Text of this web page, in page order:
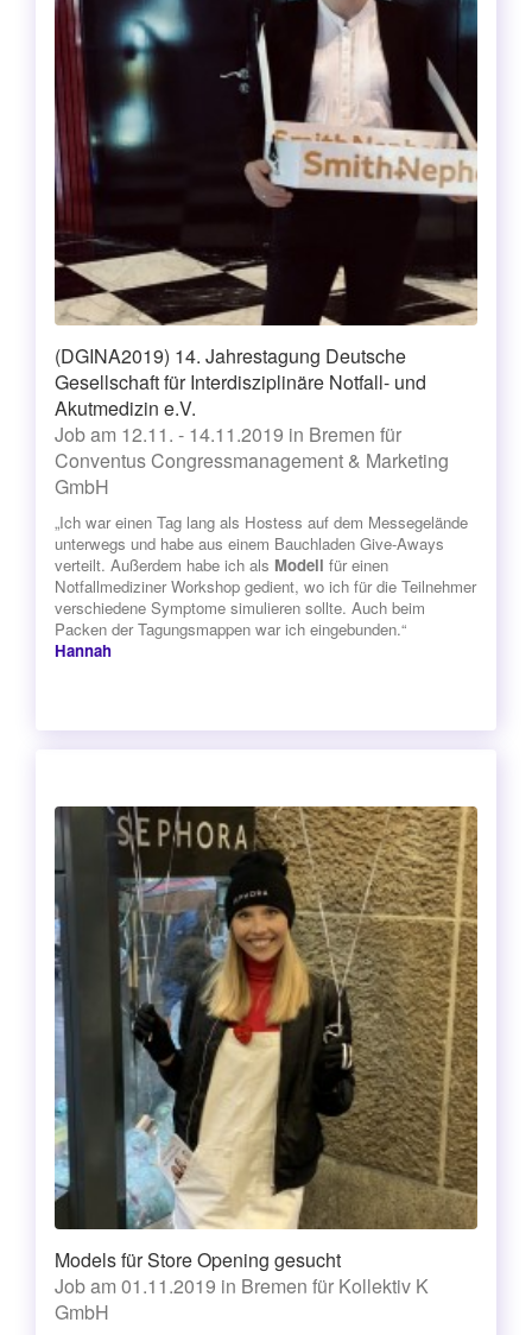
(DGINA2019) 14. Jahrestagung Deutsche
Gesellschaft für Interdisziplinäre Notfall- und
Akutmedizin e.V.
Job am 12.11. - 14.11.2019 in Bremen für
Conventus Congressmanagement & Marketing
GmbH
„Ich war einen Tag lang als Hostess auf dem Messegelände
unterwegs und habe aus einem Bauchladen Give-Aways
verteilt. Außerdem habe ich als Modell für einen
Notfallmediziner Workshop gedient, wo ich für die Teilnehmer
verschiedene Symptome simulieren sollte. Auch beim
Packen der Tagungsmappen war ich eingebunden.“
Hannah
Models für Store Opening gesucht
Job am 01.11.2019 in Bremen für Kollektiv K
GmbH